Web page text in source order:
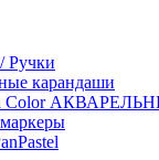
Ручки
карандаши
Color